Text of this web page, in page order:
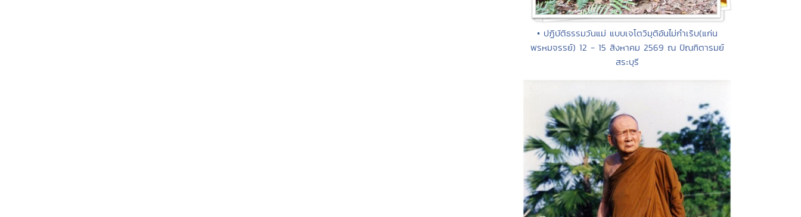
• ปฏิบัติธรรมวันแม่ แบบเจโตวิมุติอันไม่กำเริบ(แก่น
พรหมจรรย์) 12 - 15 สิงหาคม 2569 ณ ปัณฑิตารมย์
สระบุรี